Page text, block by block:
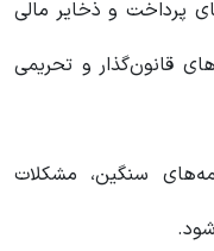
پرداخت و ذخایر مالی
قانون‌گذار و تحریمی
سنگین، مشکلات